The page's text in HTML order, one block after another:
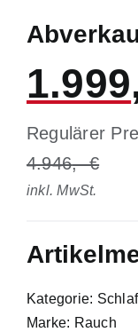
1.999
Regulärer
4.946
inkl. MwSt.
Kategorie:
Marke: Rauch